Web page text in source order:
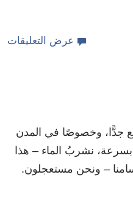
عرض التعليقات
جدًّا، وخصوصًا في المدن
بسرعة، نشربُ الماء – هذا
– ونحن مستعجلون.